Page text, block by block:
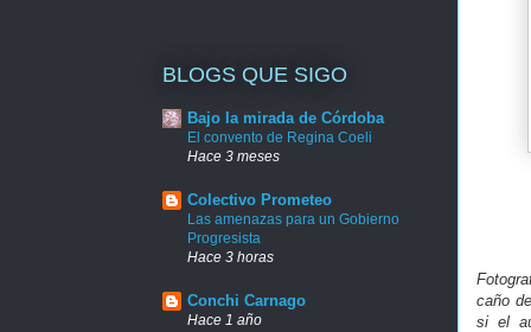
caño
si el
BLOGS QUE SIGO
Bajo la mirada de Córdoba
El convento de Regina Coeli
Hace 3 meses
Colectivo Prometeo
Las amenazas para un Gobierno
Progresista
Hace 3 horas
Conchi Carnago
Hace 1 año